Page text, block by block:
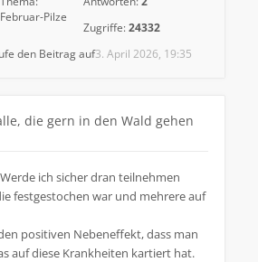
Februar-Pilze
Zugriffe:24332
3. April 2026, 19:35
den Beitrag auf
die gern in den Wald gehen
ich sicher dran teilnehmen
festgestochen war und mehrere auf
positiven Nebeneffekt, dass man
auf diese Krankheiten kartiert hat.